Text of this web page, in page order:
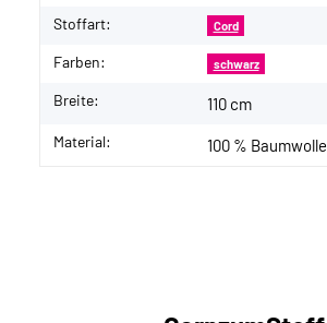
Stoffart: Cord
Farben: schwarz
Breite: 110 cm
Material: 100 % Baumwolle